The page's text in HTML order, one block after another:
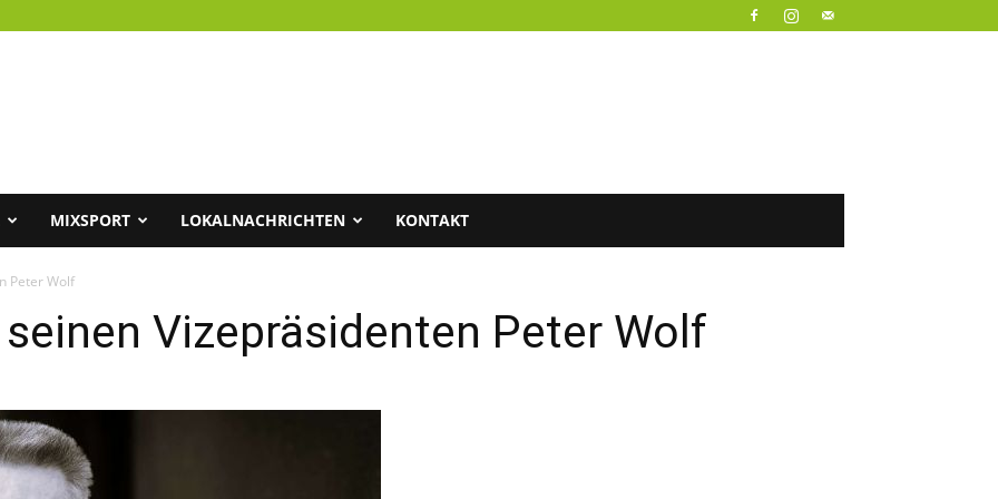
MIXSPORT LOKALNACHRICHTEN KONTAKT
Peter Wolf
Vizepräsidenten Peter Wolf